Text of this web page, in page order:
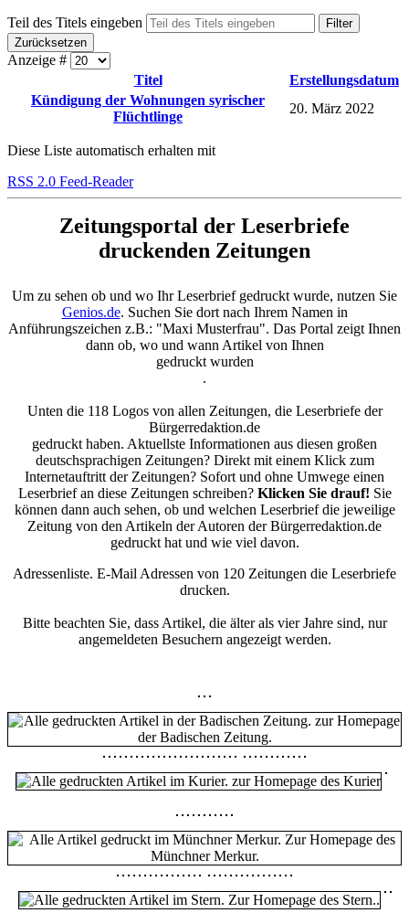
Teil des Titels eingeben
Filter
Zurücksetzen
Anzeige #
Titel
Erstellungsdatum
Kündigung der Wohnungen syrischer
Flüchtlinge
20. März 2022
Diese Liste automatisch erhalten mit
RSS 2.0 Feed-Reader
Zeitungsportal der Leserbriefe
druckenden Zeitungen
Um zu sehen ob und wo Ihr Leserbrief gedruckt wurde, nutzen Sie
Genios.de. Suchen Sie dort nach Ihrem Namen in
Anführungszeichen z.B.: "Maxi Musterfrau". Das Portal zeigt Ihnen
dann ob, wo und wann Artikel von Ihnen
gedruckt wurden
.
Unten die 118 Logos von allen Zeitungen, die Leserbriefe der
Bürgerredaktion.de
gedruckt haben. Aktuellste Informationen aus diesen großen
deutschsprachigen Zeitungen? Direkt mit einem Klick zum
Internetauftritt der Zeitungen? Sofort und ohne Umwege einen
Leserbrief an diese Zeitungen schreiben? Klicken Sie drauf! Sie
können dann auch sehen, ob und welchen Leserbrief die jeweilige
Zeitung von den Artikeln der Autoren der Bürgerredaktion.de
gedruckt hat und wie viel davon.
Adressenliste. E-Mail Adressen von 120 Zeitungen die Leserbriefe
drucken.
Bitte beachten Sie, dass Artikel, die älter als vier Jahre sind, nur
angemeldeten Besuchern angezeigt werden.